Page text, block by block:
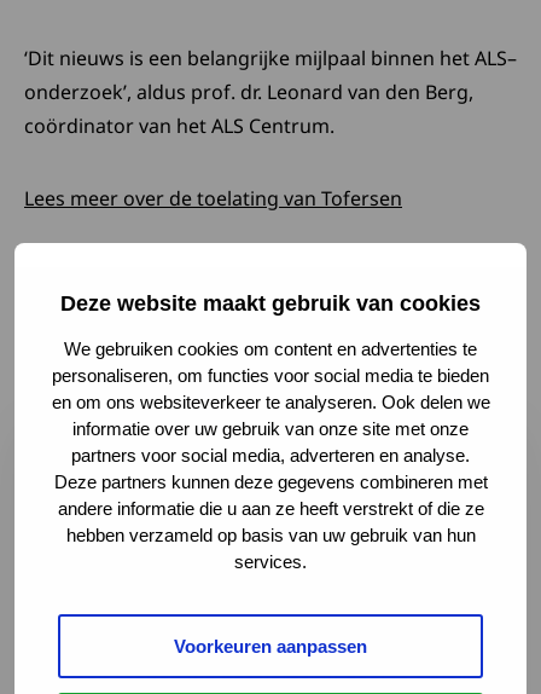
Deze website maakt gebruik van cookies
We gebruiken cookies om content en advertenties te
personaliseren, om functies voor social media te bieden
en om ons websiteverkeer te analyseren. Ook delen we
informatie over uw gebruik van onze site met onze
partners voor social media, adverteren en analyse.
Deze partners kunnen deze gegevens combineren met
andere informatie die u aan ze heeft verstrekt of die ze
hebben verzameld op basis van uw gebruik van hun
services.
Voorkeuren aanpassen
‘Dit nieuws is een belangrijke mijlpaal binnen het ALS–
onderzoek’, aldus prof. dr. Leonard van den Berg,
coördinator van het ALS Centrum.
Lees meer over de toelating van Tofersen
Laatste nieuws en
ontwikkelingen
Samen maken we het verschil: deel je ervaring
Lees meer over Samen maken we het verschil: deel je